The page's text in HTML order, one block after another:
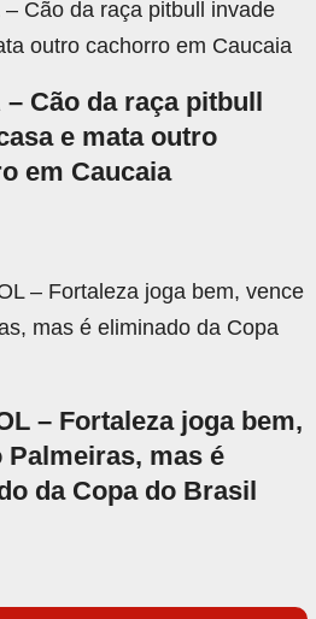
– Cão da raça pitbull
e mata outro
em Caucaia
– Fortaleza joga bem,
Palmeiras, mas é
da Copa do Brasil